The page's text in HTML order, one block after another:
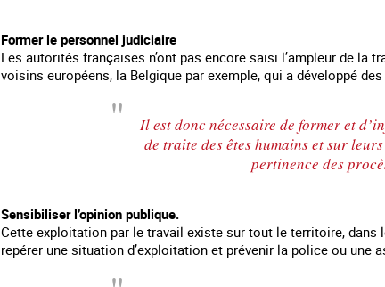
Former le personnel judiciaire
Les autorités françaises n’ont pas encore saisi l’ampleur de la
voisins européens, la Belgique par exemple, qui a développé
Il est donc nécessaire de former et
de traite des êtes humains et sur
pertinence des
Sensibiliser l’opinion publique.
Cette exploitation par le travail existe sur tout le territoire,
repérer une situation d’exploitation et prévenir la police ou une